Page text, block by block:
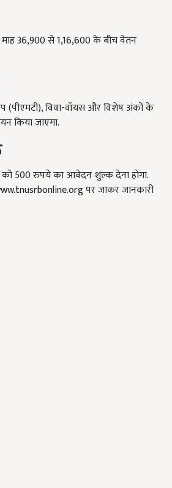
माह 36,900 से 1,16,600 के बीच वेतन
(पीएमटी), विवा-वॉयस और विशेष अंकों के
किया जाएगा.
को 500 रुपये का आवेदन शुल्क देना होगा.
पर जाकर जानकारी